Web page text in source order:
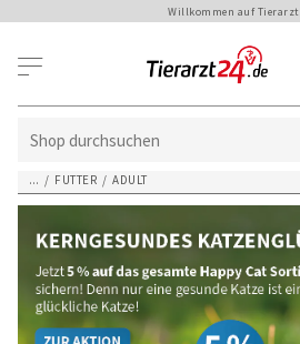
Willkommen auf
... / FUTTER / ADULT